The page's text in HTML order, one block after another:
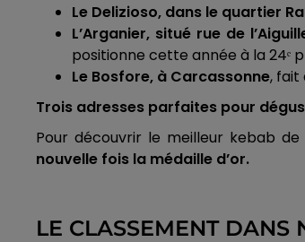
Le Delizioso, dans le quartier
L’Arganier, situé rue de
positionne cette année à la 24ᵉ
Le Bosfore, à Carcassonne, fait
Trois adresses parfaites pour
Pour découvrir le meilleur kebab
nouvelle fois la médaille d’or.
LE CLASSEMENT DANS